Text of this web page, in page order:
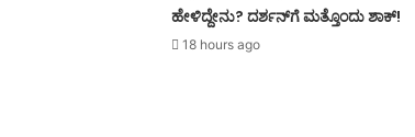
ಹೇಳಿದ್ದೇನು? ದರ್ಶನ್‌ಗೆ ಮತ್ತೊಂದು ಶಾಕ್!
18 hours ago